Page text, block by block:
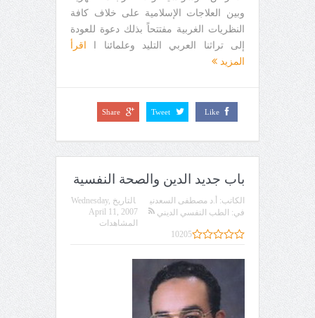
وبين العلاجات الإسلامية على خلاف كافة
النظريات الغربية مفتتحاً بذلك دعوة للعودة
إلى تراثنا العربي التليد وعلمائنا ا اقرأ
المزيد
Like
Tweet
Share
باب جديد الدين والصحة النفسية
الكاتب: أ.د مصطفى السعدني التاريخ Wednesday,
April 11, 2007
في: الطب النفسي الديني
المشاهدات
10205